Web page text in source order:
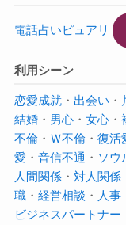
電話占いピュアリ
利用シーン
恋愛成就・ 出会い ・
結婚・ 男心・ 女心・
不倫・ Ｗ不倫・ 復活
愛 ・ 音信不通 ・ ソウ
人間関係・ 対人関係
職・ 経営相談 ・ 人事
ビジネスパートナー